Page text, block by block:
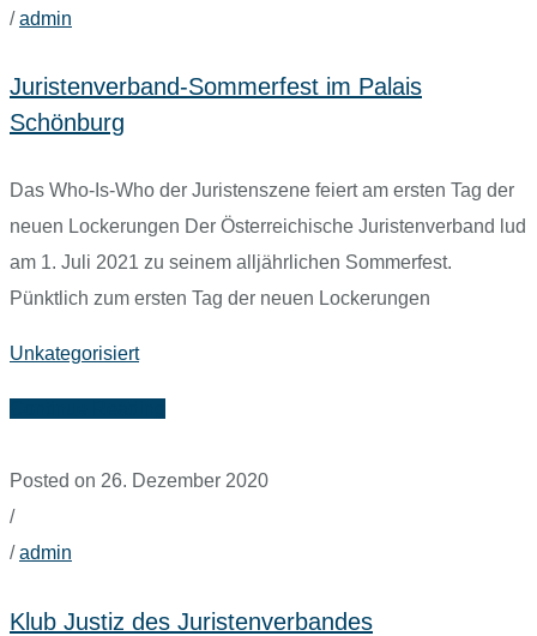
/admin
Juristenverband-Sommerfest im Palais
Schönburg
Das Who-Is-Who der Juristenszene feiert am ersten Tag der
neuen Lockerungen Der Österreichische Juristenverband lud
am 1. Juli 2021 zu seinem alljährlichen Sommerfest.
Pünktlich zum ersten Tag der neuen Lockerungen
Unkategorisiert
Posted on 26. Dezember 2020
/
/admin
Klub Justiz des Juristenverbandes